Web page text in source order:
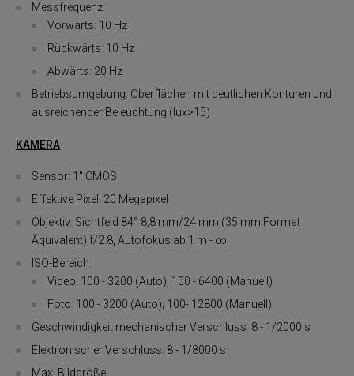
Messfrequenz:
Vorwärts: 10 Hz
Rückwärts: 10 Hz
Abwärts: 20 Hz
Betriebsumgebung: Oberflächen mit deutlichen Konturen und
ausreichender Beleuchtung (lux>15)
KAMERA
Sensor: 1" CMOS
Effektive Pixel: 20 Megapixel
Objektiv: Sichtfeld 84° 8,8 mm/24 mm (35 mm Format
Äquivalent) f/2.8, Autofokus ab 1 m - ∞
ISO-Bereich:
Video: 100 - 3200 (Auto); 100 - 6400 (Manuell)
Foto: 100 - 3200 (Auto); 100- 12800 (Manuell)
Geschwindigkeit mechanischer Verschluss: 8 - 1/2000 s
Elektronischer Verschluss: 8 - 1/8000 s
Max. Bildgröße: